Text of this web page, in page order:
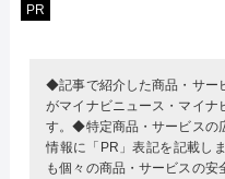
PR
◆記事で紹介した商品・サー
がマイナビニュース・マイナ
す。◆特定商品・サービスの
情報に「PR」表記を記載し
も個々の商品・サービスの